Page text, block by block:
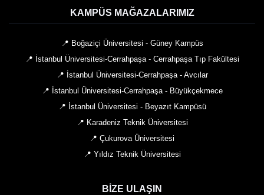
KAMPÜS MAĞAZALARIMIZ
📍 Boğaziçi Üniversitesi - Güney Kampüs
📍 İstanbul Üniversitesi-Cerrahpaşa - Cerrahpaşa Tıp Fakültesi
📍 İstanbul Üniversitesi-Cerrahpaşa - Avcılar
📍 İstanbul Üniversitesi-Cerrahpaşa - Büyükçekmece
📍 İstanbul Üniversitesi - Beyazıt Kampüsü
📍 Karadeniz Teknik Üniversitesi
📍 Çukurova Üniversitesi
📍 Yıldız Teknik Üniversitesi
BIZE ULAŞIN